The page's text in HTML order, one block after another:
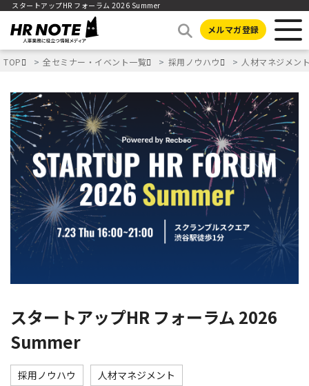
スタートアップHR フォーラム 2026 Summer
メルマガ登録
TOP 全セミナー・イベント一覧 採用ノウハウ 人材マネジメン
スタートアップHR フォーラム 2026
Summer
採用ノウハウ 人材マネジメント